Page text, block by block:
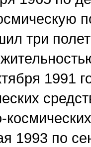
три
1991
1993 по